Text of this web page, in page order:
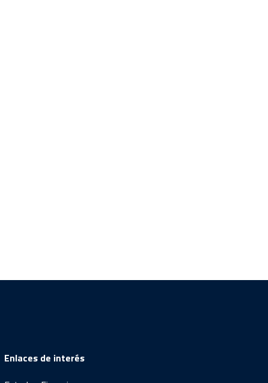
Enlaces de interés